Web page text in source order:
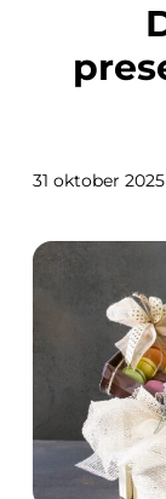
Den
31 oktober 2025